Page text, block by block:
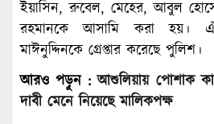
ইয়াসিন, রুবেল, মেহের, আবুল
রহমানকে আসামি করা হয়।
মাঈনুদ্দিনকে গ্রেপ্তার করেছে পুলিশ।
আরও পড়ুন :আশুলিয়ায় পোশাক
দাবী মেনে নিয়েছে মালিকপক্ষ